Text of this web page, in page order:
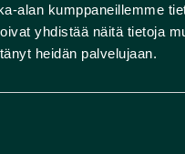
alan kumppaneillemme
yhdistää näitä tietoja
heidän palvelujaan.
YouTube